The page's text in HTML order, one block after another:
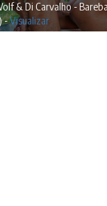
& Di Carvalho -
-Visualizar